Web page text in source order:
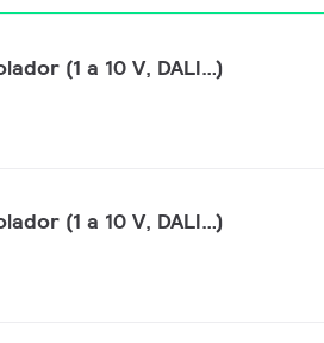
(1 a 10 V, DALI…)
(1 a 10 V, DALI…)